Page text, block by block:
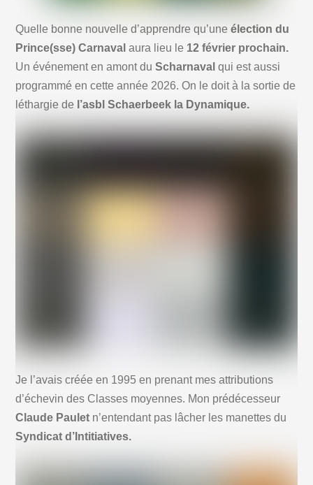
Quelle bonne nouvelle d’apprendre qu’uneélection du
Prince(sse) Carnaval aura lieu le 12 février prochain.
Un événement en amont duScharnaval qui est aussi
programmé en cette année 2026. On le doit à la sortie de
léthargie de l’asbl Schaerbeek la Dynamique.
Je l’avais créée en 1995 en prenant mes attributions
d’échevin des Classes moyennes. Mon prédécesseur
Claude Paulet n’entendant pas lâcher les manettes du
Syndicat d’Intitiatives.